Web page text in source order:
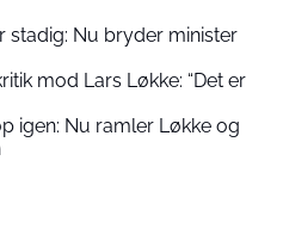
stadig: Nu bryder minister
mod Lars Løkke: “Det er
igen: Nu ramler Løkke og